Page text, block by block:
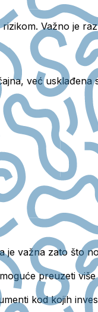
Važno je
već usklađena
važna zato što
preuzeti
kod kojih